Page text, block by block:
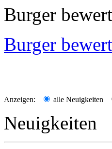
Burger
Burger
Anzeigen: alle Neuigkeiten
Neuigkeiten